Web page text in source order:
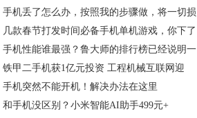
手机丢了怎么办，按照我的步骤做，将一切损
几款春节打发时间必备手机单机游戏，你下了
手机性能谁最强？鲁大师的排行榜已经说明一
铁甲二手机获1亿元投资 工程机械互联网迎
手机突然不能开机！解决办法在这里
和手机没区别？小米智能AI助手499元+